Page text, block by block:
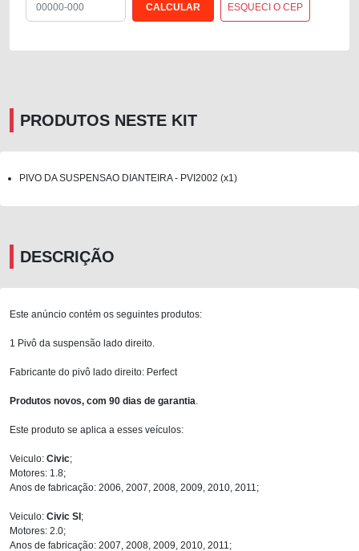
ESQUECI O CEP
PRODUTOS NESTE KIT
PIVO DA SUSPENSAO DIANTEIRA - PVI2002 (x1)
DESCRIÇÃO
Este anúncio contém os seguintes produtos:
1 Pivô da suspensão lado direito.
Fabricante do pivô lado direito: Perfect
Produtos novos, com 90 dias de garantia
Este produto se aplica a esses veículos:
Veiculo: Civic;
Motores: 1.8;
Anos de fabricação: 2006, 2007, 2008, 2009, 2010, 2011;
Veiculo: Civic SI;
Motores: 2.0;
Anos de fabricação: 2007, 2008, 2009, 2010, 2011;